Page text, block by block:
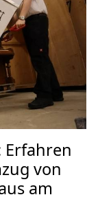
Erfahren
von
am